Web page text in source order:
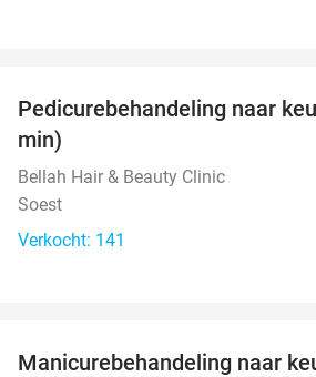
Pedicurebehandeling naar
min)
Bellah Hair & Beauty Clinic
Soest
Verkocht: 141
Manicurebehandeling naar